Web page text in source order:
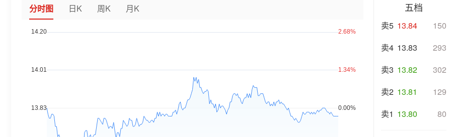
分时图 日K 周K 月K 五档
卖5 13.84
150
卖4 13.83
293
卖3 13.82
302
卖2 13.81
129
卖1 13.80 80